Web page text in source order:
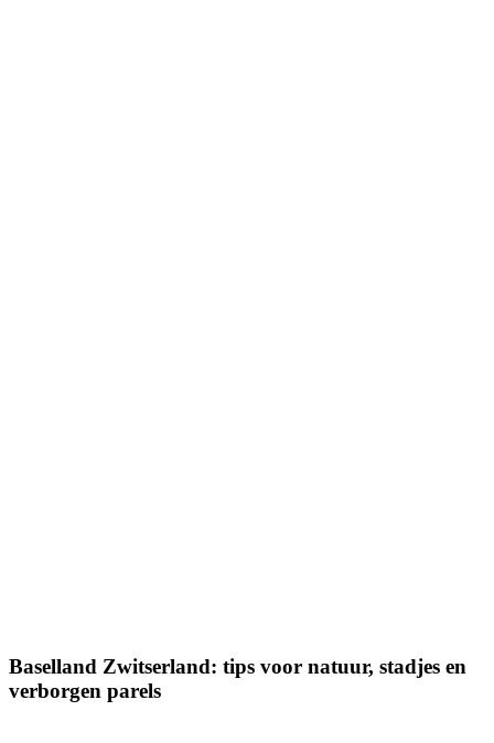
Baselland Zwitserland: tips voor natuur, stadjes en
verborgen parels